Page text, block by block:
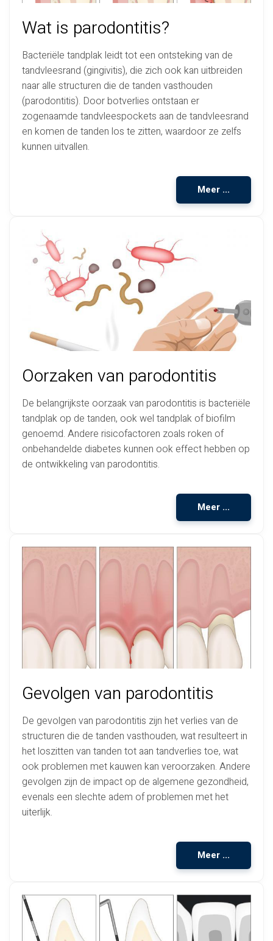
Wat is parodontitis?
Bacteriële tandplak leidt tot een ontsteking van de
tandvleesrand (gingivitis), die zich ook kan uitbreiden
naar alle structuren die de tanden vasthouden
(parodontitis). Door botverlies ontstaan er
zogenaamde tandvleespockets aan de tandvleesrand
en komen de tanden los te zitten, waardoor ze zelfs
kunnen uitvallen.
Meer ...
Oorzaken van parodontitis
De belangrijkste oorzaak van parodontitis is bacteriële
tandplak op de tanden, ook wel tandplak of biofilm
genoemd. Andere risicofactoren zoals roken of
onbehandelde diabetes kunnen ook effect hebben op
de ontwikkeling van parodontitis.
Meer ...
Gevolgen van parodontitis
De gevolgen van parodontitis zijn het verlies van de
structuren die de tanden vasthouden, wat resulteert in
het loszitten van tanden tot aan tandverlies toe, wat
ook problemen met kauwen kan veroorzaken. Andere
gevolgen zijn de impact op de algemene gezondheid,
evenals een slechte adem of problemen met het
uiterlijk.
Meer ...